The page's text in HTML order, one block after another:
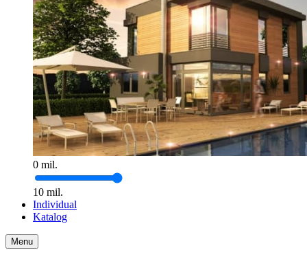
0 mil.
10 mil.
Individual
Katalog
Menu